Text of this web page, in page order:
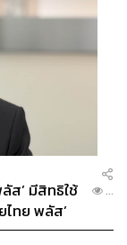
ลัส’ มีสิทธิใช้
ไทย พลัส’
...